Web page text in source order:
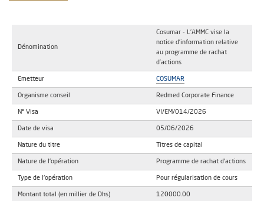
Dénomination
Cosumar - L’AMMC vise la
notice d’information relative
au programme de rachat
d’actions
Emetteur COSUMAR
Organisme conseil Redmed Corporate Finance
N° Visa VI/EM/014/2026
Date de visa 05/06/2026
Nature du titre Titres de capital
Nature de l'opération Programme de rachat d'actions
Type de l'opération Pour régularisation de cours
Montant total (en millier de Dhs) 120000.00